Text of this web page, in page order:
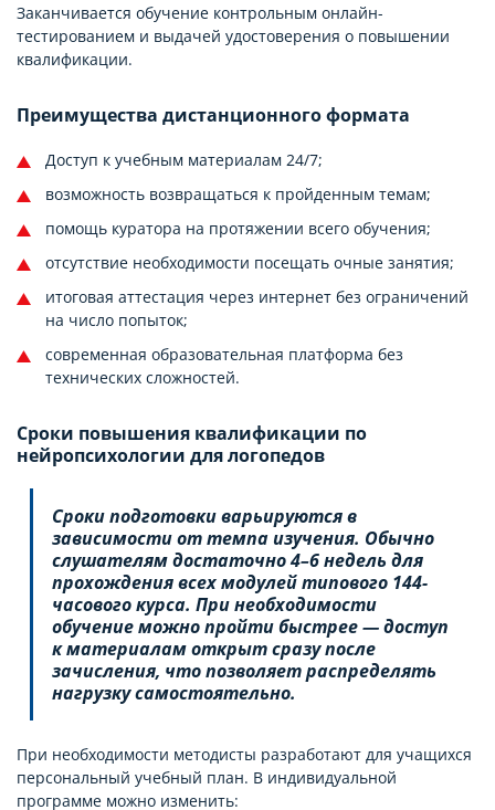
Заканчивается обучение контрольным онлайн-
тестированием и выдачей удостоверения о повышении
квалификации.
Преимущества дистанционного формата
Доступ к учебным материалам 24/7;
возможность возвращаться к пройденным темам;
помощь куратора на протяжении всего обучения;
отсутствие необходимости посещать очные занятия;
итоговая аттестация через интернет без ограничений
на число попыток;
современная образовательная платформа без
технических сложностей.
Сроки повышения квалификации по
нейропсихологии для логопедов
Сроки подготовки варьируются в
зависимости от темпа изучения. Обычно
слушателям достаточно 4–6 недель для
прохождения всех модулей типового 144-
часового курса. При необходимости
обучение можно пройти быстрее — доступ
к материалам открыт сразу после
зачисления, что позволяет распределять
нагрузку самостоятельно.
При необходимости методисты разработают для учащихся
персональный учебный план. В индивидуальной
программе можно изменить: